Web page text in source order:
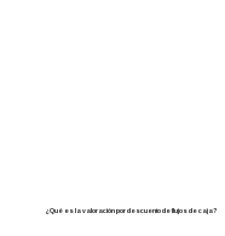
¿Qué es la valoración por descuento de flujos de caja?